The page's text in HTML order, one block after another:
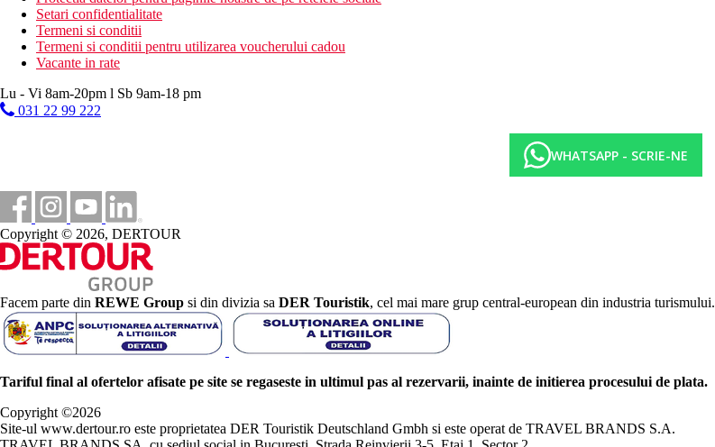
Setari confidentialitate
Termeni si conditii
Termeni si conditii pentru utilizarea voucherului cadou
Vacante in rate
Lu - Vi 8am-20pm l Sb 9am-18 pm
031 22 99 222
WHATSAPP - SCRIE-NE
Copyright © 2026, DERTOUR
Facem parte din REWE Group si din divizia sa DER Touristik, cel mai mare grup central-european din industria turismului.
Tariful final al ofertelor afisate pe site se regaseste in ultimul pas al rezervarii, inainte de initierea procesului de plata.
Copyright ©2026
Site-ul www.dertour.ro este proprietatea DER Touristik Deutschland Gmbh si este operat de TRAVEL BRANDS S.A.